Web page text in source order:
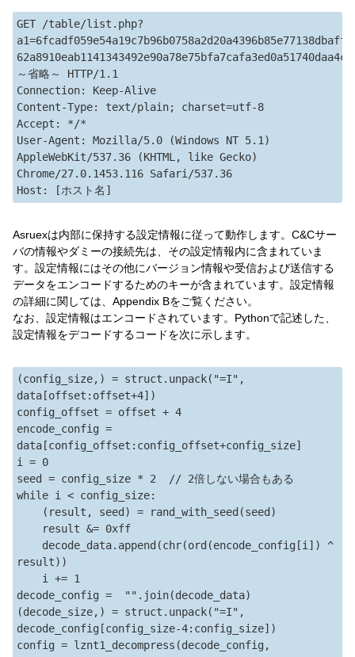
GET /table/list.php?
～省略～ HTTP/1.1
Connection: Keep-Alive
Content-Type: text/plain; charset=utf-8
Accept: */*
User-Agent: Mozilla/5.0 (Windows NT 5.1)
AppleWebKit/537.36 (KHTML, like Gecko)
Chrome/27.0.1453.116 Safari/537.36
Asruexは内部に保持する設定情報に従って動作します。C&Cサー
バの情報やダミーの接続先は、その設定情報内に含まれていま
す。設定情報にはその他にバージョン情報や受信および送信する
データをエンコードするためのキーが含まれています。設定情報
の詳細に関しては、Appendix Bをご覧ください。
なお、設定情報はエンコードされています。Pythonで記述した、
設定情報をデコードするコードを次に示します。
(config_size,) = struct.unpack("=I",
data[offset:offset+4])
config_offset = offset + 4
encode_config =
data[config_offset:config_offset+config_size]
i = 0
seed = config_size * 2  // 2倍しない場合もある
while i < config_size:
result))
decode_config =  "".join(decode_data)
(decode_size,) = struct.unpack("=I",
decode_config[config_size-4:config_size])
config = lznt1_decompress(decode_config,